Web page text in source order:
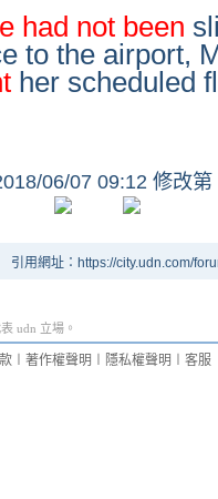
had not been
to the airport,
her scheduled
06/07 09:12 修改第
引用網址：https://city.udn.com/
udn 立場。
著作權聲明 隱私權聲明 客服